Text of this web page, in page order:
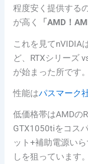
程度安く提供する
が高く
「AMD！
これを見てnVIDIA
ど、RTXシリーズ
が始まった所です。
性能はパスマーク
低価格帯はAMDの
GTX1050tiをコス
ット+補助電源い
しを狙っています。